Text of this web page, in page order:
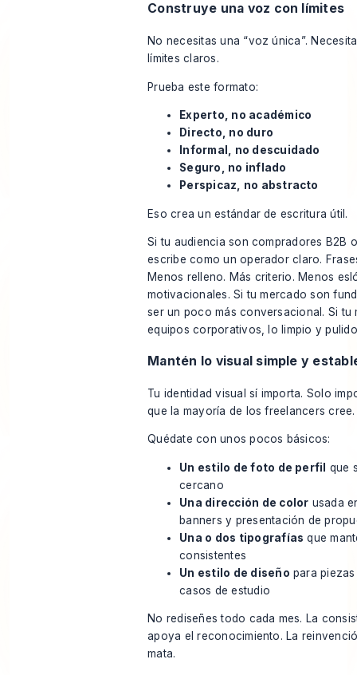
Construye una voz con límites
No necesitas una “voz única”.
límites claros.
Prueba este formato:
Experto, no académico
Directo, no duro
Informal, no descuidado
Seguro, no inflado
Perspicaz, no abstracto
Eso crea un estándar de escritura útil.
Si tu audiencia son compradores B2B
escribe como un operador claro.
Menos relleno. Más criterio. Menos
motivacionales. Si tu mercado son
ser un poco más conversacional. Si tu
equipos corporativos, lo limpio y
Mantén lo visual simple y
Tu identidad visual sí importa. Solo
que la mayoría de los freelancers cree.
Quédate con unos pocos básicos:
Un estilo de foto de perfil
que
cercano
Una dirección de color usada
banners y presentación de
Una o dos tipografías que
consistentes
Un estilo de diseño para
casos de estudio
No rediseñes todo cada mes. La
apoya el reconocimiento. La
mata.